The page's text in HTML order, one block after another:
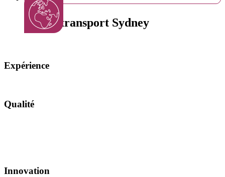
Sac de transport Sydney
Expérience
Qualité
Innovation